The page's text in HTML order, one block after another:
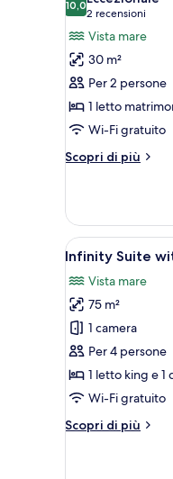
le
foto
per
Aegean
Honeymoon
Suite
with
Jetted
10,010,0 su 10
2 recensioni
(2
recensioni)
Vista mare
30 m²
Per 2 persone
1 letto
Wi-Fi gratuito
Scopri di più
Altri
Honeymoon
Suite
with
Jetted
Tub
Apri
tutte
le
foto
per
Infinity
Suite
with
Pool
14
Infinity Suite
Vista mare
75 m²
1 camera
Per 4 persone
1 letto king e 1
Wi-Fi gratuito
Scopri di più
Altri